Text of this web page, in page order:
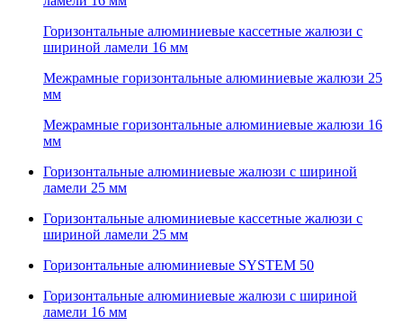
Горизонтальные алюминиевые кассетные жалюзи с
шириной ламели 16 мм
Межрамные горизонтальные алюминиевые жалюзи 25
мм
Межрамные горизонтальные алюминиевые жалюзи 16
мм
Горизонтальные алюминиевые жалюзи с шириной
ламели 25 мм
Горизонтальные алюминиевые кассетные жалюзи с
шириной ламели 25 мм
Горизонтальные алюминиевые SYSTEM 50
Горизонтальные алюминиевые жалюзи с шириной
ламели 16 мм